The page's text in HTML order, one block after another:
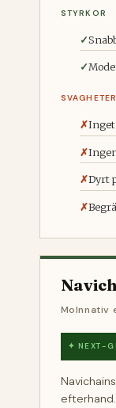
STYRKOR
SVAGHETER
Inget
Dyrt
Molnnativ
✦ NEXT-